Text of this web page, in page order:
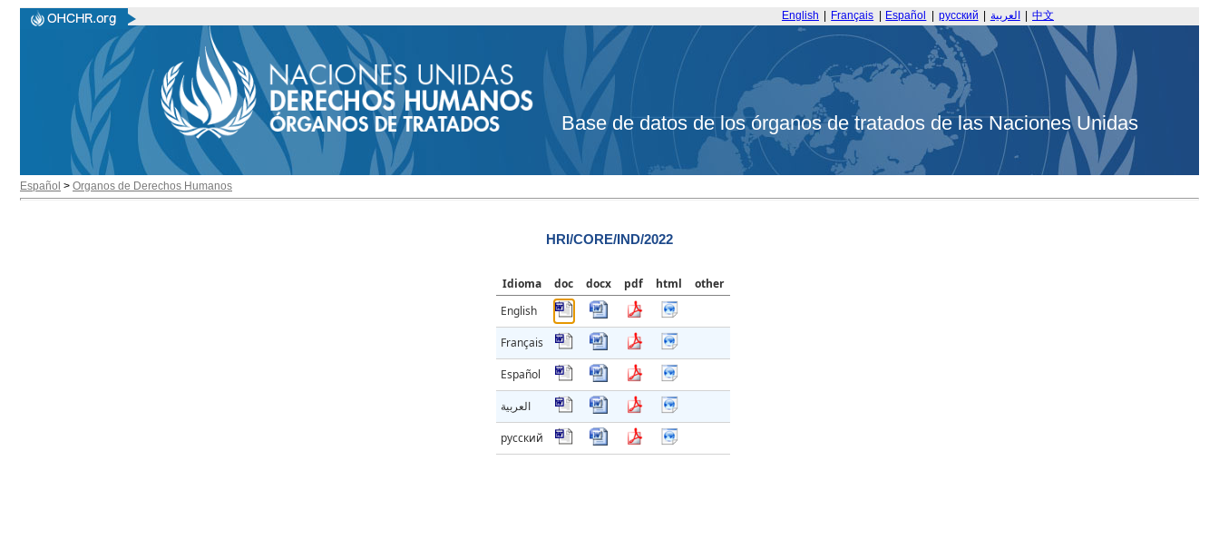
English Français Español русский العربية 中文
Base de datos de los órganos de tratados de las Naciones Unidas
Español > Organos de Derechos Humanos
HRI/CORE/IND/2022
Idioma doc docx pdf html
other
English
Français
Español
العربية
русский